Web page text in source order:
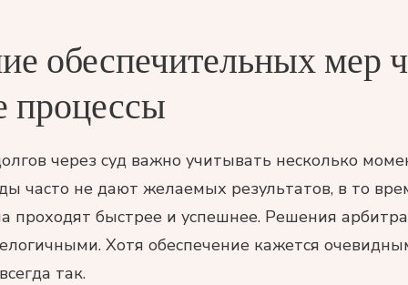
обеспечительных мер
процессы
через суд важно учитывать несколько
часто не дают желаемых результатов, в то
проходят быстрее и успешнее. Решения
Хотя обеспечение кажется
так.